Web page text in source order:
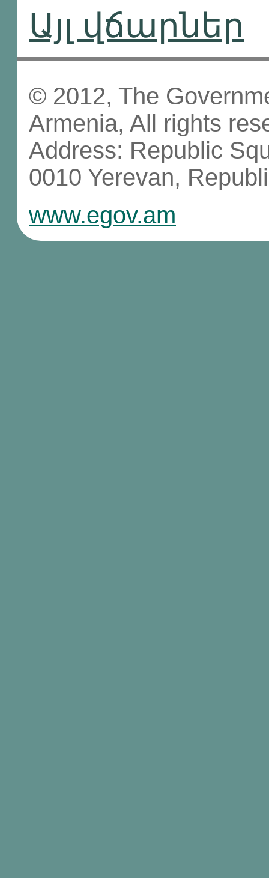
Այլ վճարներ
© 2012, The
Armenia, All rights
Address: Republic
0010 Yerevan,
www.egov.am